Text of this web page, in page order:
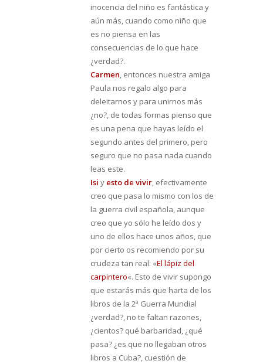
inocencia del niño es fantástica y
aún más, cuando como niño que
es no piensa en las
consecuencias de lo que hace
¿verdad?.
Carmen, entonces nuestra amiga
Paula nos regalo algo para
deleitarnos y para unirnos más
¿no?, de todas formas pienso que
es una pena que hayas leído el
segundo antes del primero, pero
seguro que no pasa nada cuando
leas este.
Isi y esto de vivir, efectivamente
creo que pasa lo mismo con los de
la guerra civil española, aunque
creo que yo sólo he leído dos y
uno de ellos hace unos años, que
por cierto os recomiendo por su
crudeza tan real: «El lápiz del
carpintero«. Esto de vivir supongo
que estarás más que harta de los
libros de la 2ª Guerra Mundial
¿verdad?, no te faltan razones,
¿cientos? qué barbaridad, ¿qué
pasa? ¿es que no llegaban otros
libros a Cuba?, cuestión de